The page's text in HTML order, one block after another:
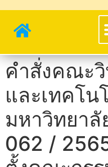
คำสั่งคณะ
และเทคโน
มหาวิทยา
062 /